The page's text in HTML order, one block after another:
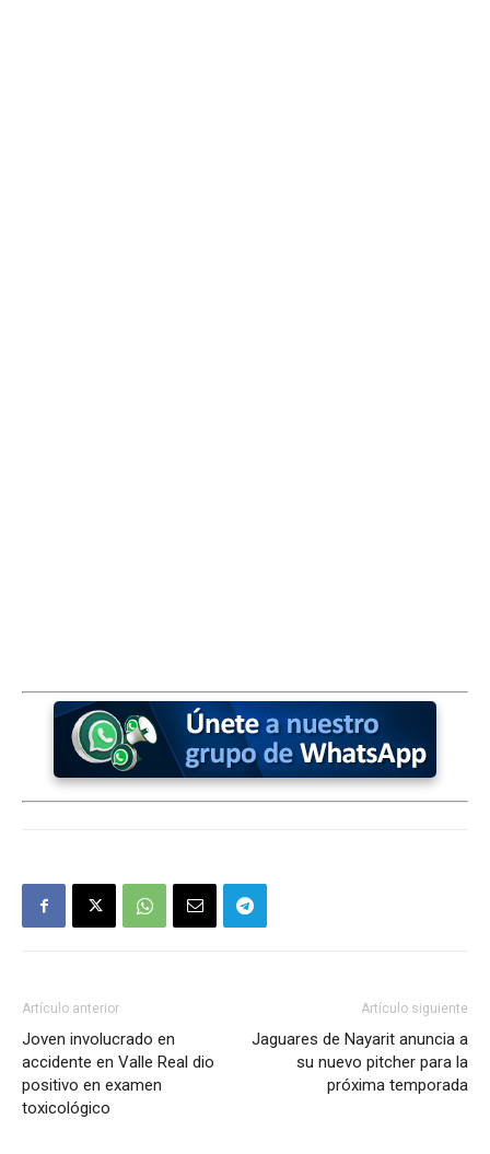
Artículo anterior
Joven involucrado en
accidente en Valle Real dio
positivo en examen
toxicológico
Artículo siguiente
Jaguares de Nayarit anuncia a
su nuevo pitcher para la
próxima temporada